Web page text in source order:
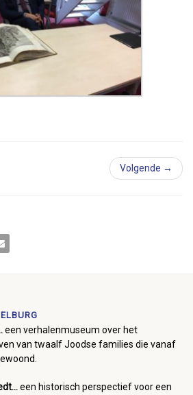
Volgende →
een verhalenmuseum over het
van twaalf Joodse families die vanaf
een historisch perspectief voor een